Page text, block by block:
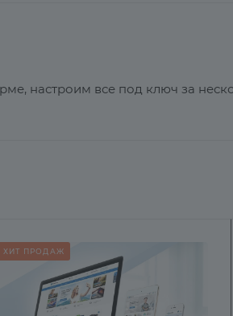
настроим все под ключ за
ХИТ ПРОДАЖ